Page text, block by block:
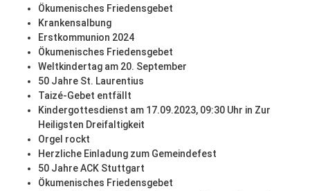
Ökumenisches Friedensgebet
Krankensalbung
Erstkommunion 2024
Ökumenisches Friedensgebet
Weltkindertag am 20. September
50 Jahre St. Laurentius
Taizé-Gebet entfällt
Kindergottesdienst am 17.09.2023, 09:30 Uhr in Zur
Heiligsten Dreifaltigkeit
Orgel rockt
Herzliche Einladung zum Gemeindefest
50 Jahre ACK Stuttgart
Ökumenisches Friedensgebet